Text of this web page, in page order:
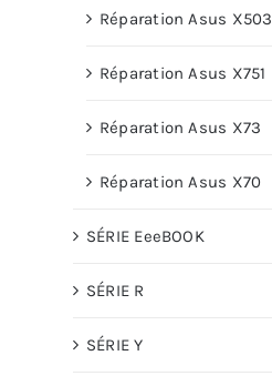
Réparation Asus X503
Réparation Asus X751
Réparation Asus X73
Réparation Asus X70
SÉRIE EeeBOOK
SÉRIE R
SÉRIE Y